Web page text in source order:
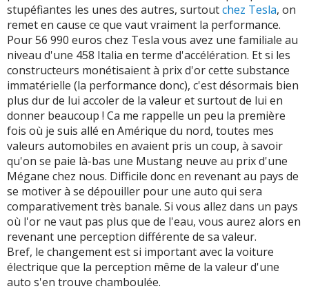
stupéfiantes les unes des autres, surtoutchez Tesla, on
remet en cause ce que vaut vraiment la performance.
Pour 56 990 euros chez Tesla vous avez une familiale au
niveau d'une 458 Italia en terme d'accélération. Et si les
constructeurs monétisaient à prix d'or cette substance
immatérielle (la performance donc), c'est désormais bien
plus dur de lui accoler de la valeur et surtout de lui en
donner beaucoup ! Ca me rappelle un peu la première
fois où je suis allé en Amérique du nord, toutes mes
valeurs automobiles en avaient pris un coup, à savoir
qu'on se paie là-bas une Mustang neuve au prix d'une
Mégane chez nous. Difficile donc en revenant au pays de
se motiver à se dépouiller pour une auto qui sera
comparativement très banale. Si vous allez dans un pays
où l'or ne vaut pas plus que de l'eau, vous aurez alors en
revenant une perception différente de sa valeur.
Bref, le changement est si important avec la voiture
électrique que la perception même de la valeur d'une
auto s'en trouve chamboulée.